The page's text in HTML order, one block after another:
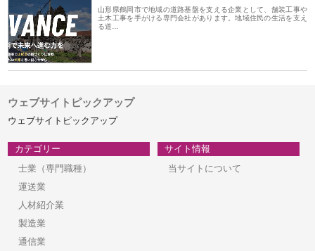
山形県鶴岡市で地域の道路基盤を支える企業として、舗装工事や
土木工事を手がける専門会社があります。地域住民の生活を支え
る道…
ウェブサイトピックアップ
ウェブサイトピックアップ
カテゴリー
士業（専門職種）
運送業
人材紹介業
製造業
通信業
サイト情報
当サイトについて